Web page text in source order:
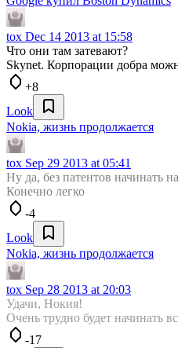
tox Dec 14 2013 at 15:58
Что они там затевают?
Skynet. Корпорации добра
+8
Look
Nokia, жизнь продолжается
tox Sep 29 2013 at 05:41
Ну да, без патентов начинать
Конечно легко
-4
Look
Nokia, жизнь продолжается
tox Sep 28 2013 at 20:03
Удачи, Нокия!
Очень трудно будет начинать
-17